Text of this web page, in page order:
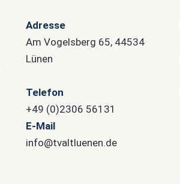
Adresse
Am Vogelsberg 65, 44534
Lünen
Telefon
+49 (0)2306 56131
E-Mail
info@tvaltluenen.de